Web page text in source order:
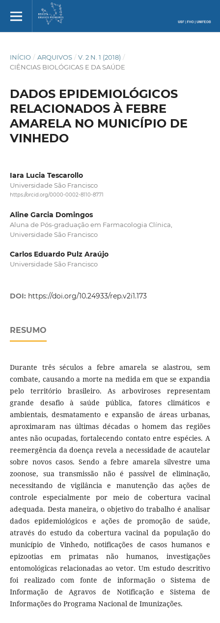
INÍCIO / ARQUIVOS / V. 2 N. 1 (2018) /
CIÊNCIAS BIOLÓGICAS E DA SAÚDE
DADOS EPIDEMIOLÓGICOS
RELACIONADOS À FEBRE
AMARELA NO MUNICÍPIO DE
VINHEDO
Iara Lucia Tescarollo
Universidade São Francisco
https://orcid.org/0000-0002-8110-8771
Aline Garcia Domingos
Aluna de Pós-graduação em Farmacologia Clínica,
Universidade São Francisco
Carlos Eduardo Pulz Araújo
Universidade São Francisco
DOI: https://doi.org/10.24933/rep.v2i1.173
RESUMO
Durante três séculos a febre amarela se alastrou, sem
combate, causando a morte na medida em que se expandia
pelo território brasileiro. As arboviroses representam
grande desafio à saúde pública, fatores climáticos e
ambientais, desmatamento e expansão de áreas urbanas,
aproximaram nas últimas décadas o homem das regiões
antes não ocupadas, fortalecendo contato entre espécies. A
reemergência da doença revela a necessidade de acautelar
sobre novos casos. Sendo a febre amarela silvestre uma
zoonose, sua transmissão não é passível de eliminação,
necessitando de vigilância e manutenção das ações de
controle especialmente por meio de cobertura vacinal
adequada. Desta maneira, o objetivo do trabalho é analisar
dados epidemiológicos e ações de promoção de saúde,
através do estudo da cobertura vacinal da população do
município de Vinhedo, notificações de casos humanos e
epizootias em primatas não humanos, investigações
entomológicas relacionadas ao vetor. Um estudo descritivo
foi realizado com fonte de informação o Sistema de
Informação de Agravos de Notificação e Sistema de
Informações do Programa Nacional de Imunizações.